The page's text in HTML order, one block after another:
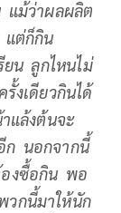
แม้ว่าผลผลิต
แต่ก็กิน
น ลูกไหนไม่
งเดียวกินได้
แล้งต้นจะ
ก นอกจากนี้
องซื้อกิน พอ
วกนี้มาให้นัก